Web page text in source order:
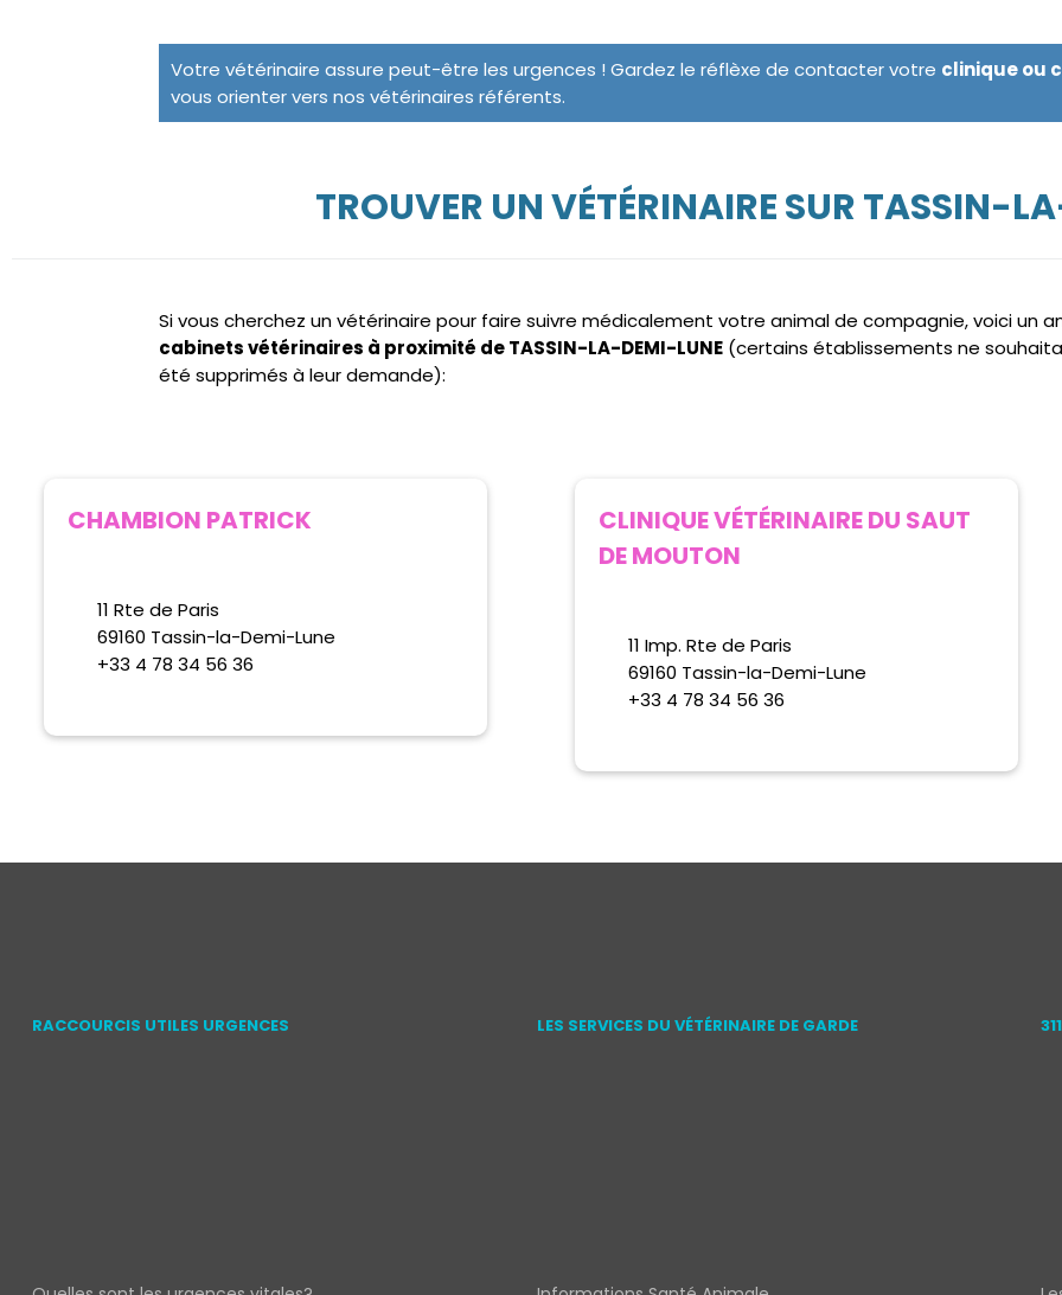
Votre vétérinaire assure peut-être les urgences ! Gardez le réflèxe de contacter votre clinique ou
vous orienter vers nos vétérinaires référents.
TROUVER UN VÉTÉRINAIRE SUR TASSIN-
Si vous cherchez un vétérinaire pour faire suivre médicalement votre animal de compagnie, voici un
cabinets vétérinaires à proximité de TASSIN-LA-DEMI-LUNE (certains établissements ne
été supprimés à leur demande):
CHAMBION PATRICK
11 Rte de Paris
69160 Tassin-la-Demi-Lune
+33 4 78 34 56 36
CLINIQUE VÉTÉRINAIRE DU SAUT
DE MOUTON
11 Imp. Rte de Paris
69160 Tassin-la-Demi-Lune
+33 4 78 34 56 36
RACCOURCIS UTILES URGENCES LES SERVICES DU VÉTÉRINAIRE DE GARDE